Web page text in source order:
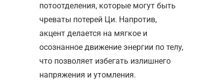
потоотделения, которые могут быть
чреваты потерей Ци. Напротив,
акцент делается на мягкое и
осознанное движение энергии по телу,
что позволяет избегать излишнего
напряжения и утомления.